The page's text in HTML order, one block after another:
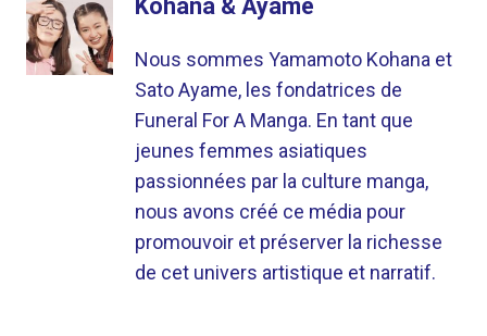
Kohana & Ayame
Nous sommes Yamamoto Kohana et
Sato Ayame, les fondatrices de
Funeral For A Manga. En tant que
jeunes femmes asiatiques
passionnées par la culture manga,
nous avons créé ce média pour
promouvoir et préserver la richesse
de cet univers artistique et narratif.